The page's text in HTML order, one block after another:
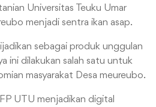
Universitas Teuku Umar
menjadi sentra ikan asap.
sebagai produk unggulan
ini dilakukan salah satu untuk
masyarakat Desa meureubo.
UTU menjadikan digital